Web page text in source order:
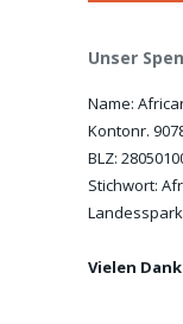
Unser
Name:
Kontonr.
BLZ:
Stichwort:
Vielen